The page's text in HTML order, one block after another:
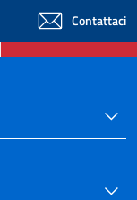
Contattaci